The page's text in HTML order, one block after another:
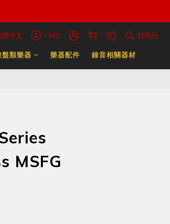
體中文 TWD 找商品
盤類樂器 樂器配件 錄音相關器材
MSFG